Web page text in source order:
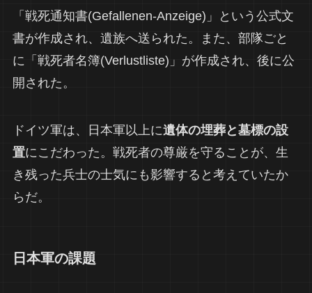
「戦死通知書(Gefallenen-Anzeige)」という公式文
書が作成され、遺族へ送られた。また、部隊ごと
に「戦死者名簿(Verlustliste)」が作成され、後に公
開された。
ドイツ軍は、日本軍以上に遺体の埋葬と墓標の設
置にこだわった。戦死者の尊厳を守ることが、生
き残った兵士の士気にも影響すると考えていたか
らだ。
日本軍の課題